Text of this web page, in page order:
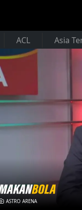
ACL Asia
ASTRO ARENA